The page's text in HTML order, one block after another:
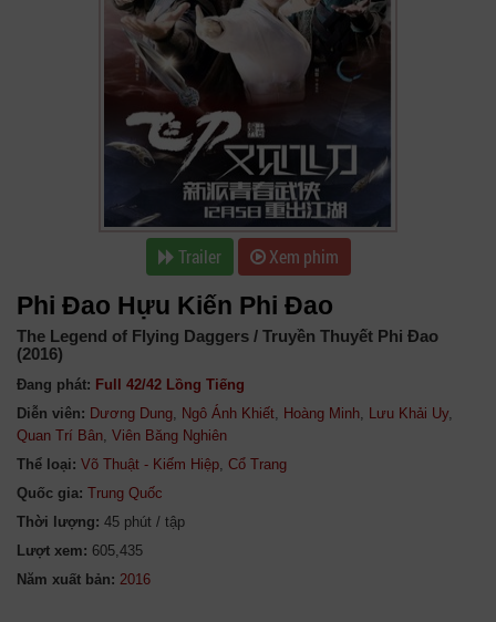
Trailer Xem phim
Phi Đao Hựu Kiến Phi Đao
The Legend of Flying Daggers / Truyền Thuyết Phi Đao
(2016)
Đang phát: Full 42/42 Lồng Tiếng
Diễn viên: Dương Dung, Ngô Ánh Khiết, Hoàng Minh, Lưu Khải Uy,
Quan Trí Bân, Viên Băng Nghiên
Thể loại: Võ Thuật - Kiếm Hiệp, Cổ Trang
Quốc gia: Trung Quốc
Thời lượng: 45 phút / tập
Lượt xem: 605,435
Năm xuất bản: